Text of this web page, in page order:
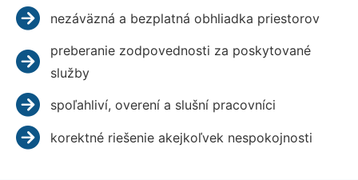
nezáväzná a bezplatná obhliadka priestorov
preberanie zodpovednosti za poskytované
služby
spoľahliví, overení a slušní pracovníci
korektné riešenie akejkoľvek nespokojnosti